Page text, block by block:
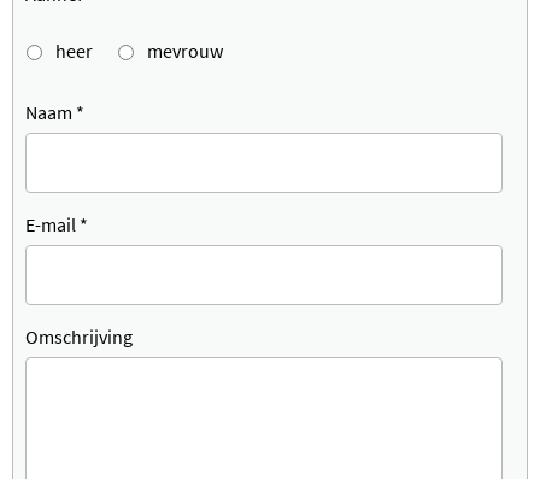
heer mevrouw
Naam *
E-mail *
Omschrijving